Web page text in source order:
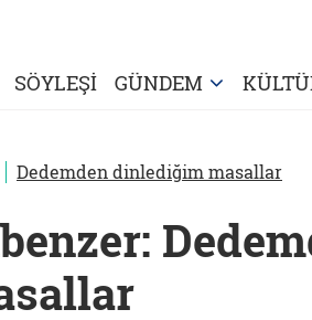
SÖYLEŞİ GÜNDEM
Dedemden dinlediğim masallar